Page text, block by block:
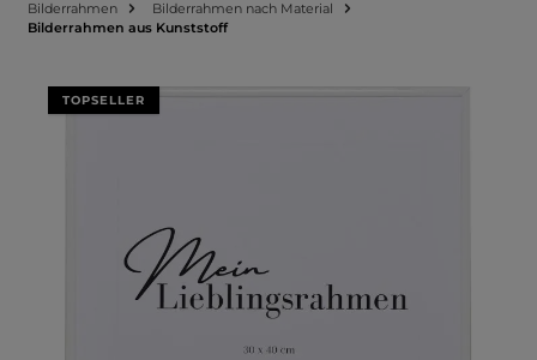
Bilderrahmen
Bilderrahmen nach Material
Bilderrahmen aus Kunststoff
Bildergalerie überspringen
TOPSELLER